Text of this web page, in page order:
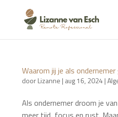
Waarom jij je als
doorLizanne | aug 16, 2024 |
Als ondernemer droom je